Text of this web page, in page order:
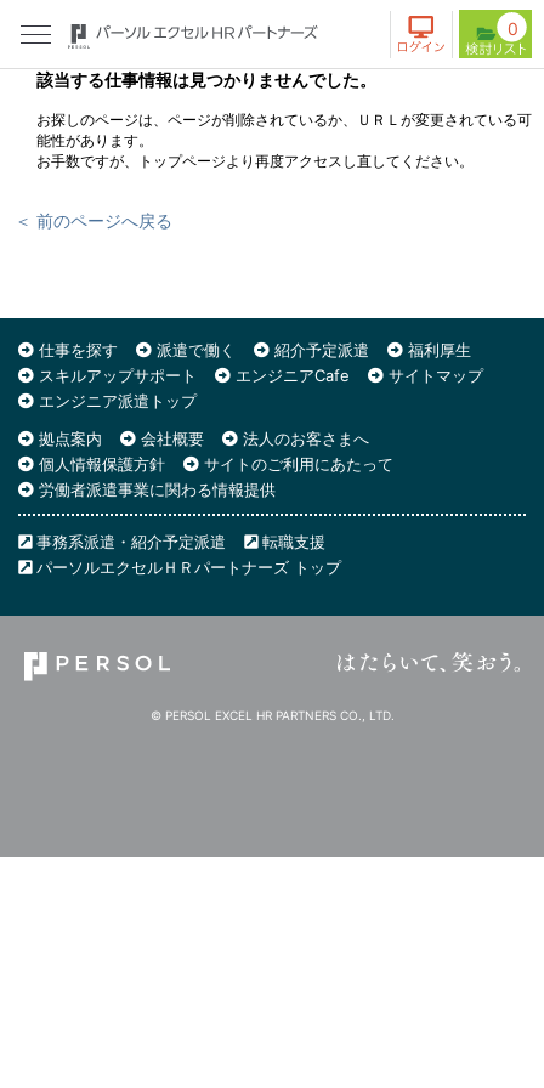
0
該当する仕事情報は見つかりませんでした。
お探しのページは、ページが削除されているか、ＵＲＬが変更されている可
能性があります。
お手数ですが、トップページより再度アクセスし直してください。
＜ 前のページへ戻る
仕事を探す 派遣で働く 紹介予定派遣
福利厚生
スキルアップサポート
エンジニアCafe
サイトマップ
エンジニア派遣トップ
拠点案内
会社概要
法人のお客さまへ
個人情報保護方針
サイトのご利用にあたって
労働者派遣事業に関わる情報提供
事務系派遣・紹介予定派遣
転職支援
パーソルエクセルＨＲパートナーズ トップ
© PERSOL EXCEL HR PARTNERS CO., LTD.